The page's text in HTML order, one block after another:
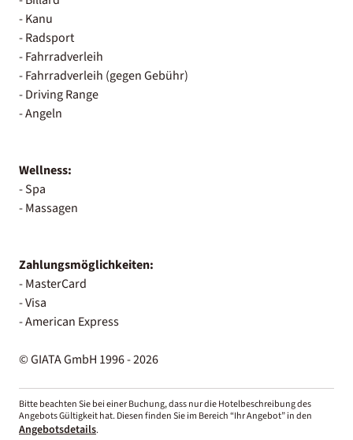
- Kanu
- Radsport
- Fahrradverleih
- Fahrradverleih (gegen Gebühr)
- Driving Range
- Angeln
Wellness:
- Spa
- Massagen
Zahlungsmöglichkeiten:
- MasterCard
- Visa
- American Express
© GIATA GmbH 1996 - 2026
Bitte beachten Sie bei einer Buchung, dass nur die Hotelbeschreibung des
Angebots Gültigkeit hat. Diesen finden Sie im Bereich “Ihr Angebot” in den
Angebotsdetails.